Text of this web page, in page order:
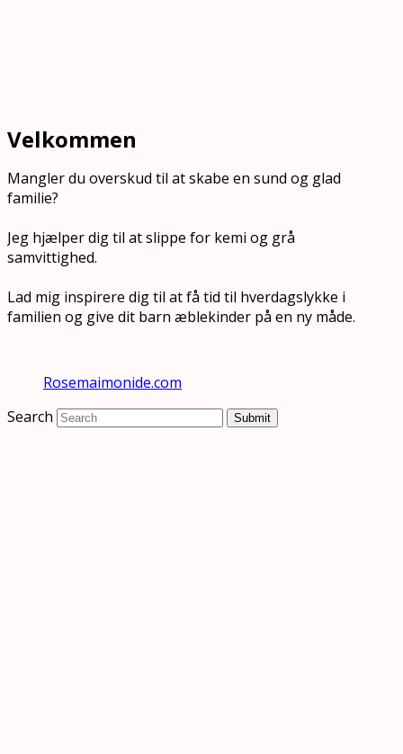
Velkommen
Mangler du overskud til at skabe en sund og glad
familie?
Jeg hjælper dig til at slippe for kemi og grå
samvittighed.
Lad mig inspirere dig til at få tid til hverdagslykke i
familien og give dit barn æblekinder på en ny måde.
Rosemaimonide.com
Search
Submit